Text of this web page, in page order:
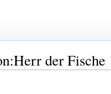
der Fische